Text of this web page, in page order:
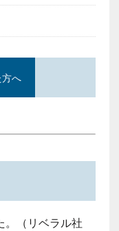
へ
。（リベラル社